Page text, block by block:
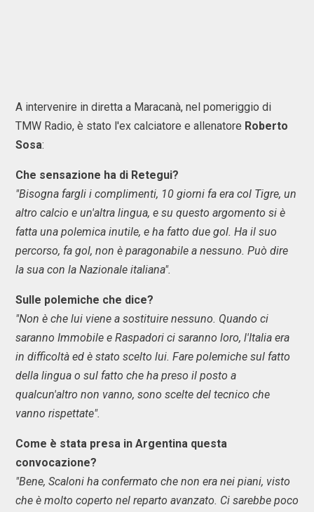
A intervenire in diretta a Maracanà, nel pomeriggio di
TMW Radio, è stato l'ex calciatore e allenatore Roberto
Sosa:
Che sensazione ha di Retegui?
"Bisogna fargli i complimenti, 10 giorni fa era col Tigre, un
altro calcio e un'altra lingua, e su questo argomento si è
fatta una polemica inutile, e ha fatto due gol. Ha il suo
percorso, fa gol, non è paragonabile a nessuno. Può dire
la sua con la Nazionale italiana".
Sulle polemiche che dice?
"Non è che lui viene a sostituire nessuno. Quando ci
saranno Immobile e Raspadori ci saranno loro, l'Italia era
in difficoltà ed è stato scelto lui. Fare polemiche sul fatto
della lingua o sul fatto che ha preso il posto a
qualcun'altro non vanno, sono scelte del tecnico che
vanno rispettate".
Come è stata presa in Argentina questa
convocazione?
"Bene, Scaloni ha confermato che non era nei piani, visto
che è molto coperto nel reparto avanzato. Ci sarebbe poco